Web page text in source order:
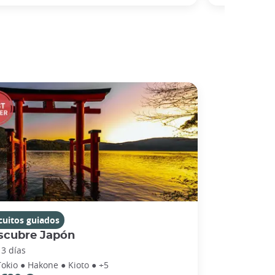
guiados
Japón
días
● Hakone ● Kioto ● +5